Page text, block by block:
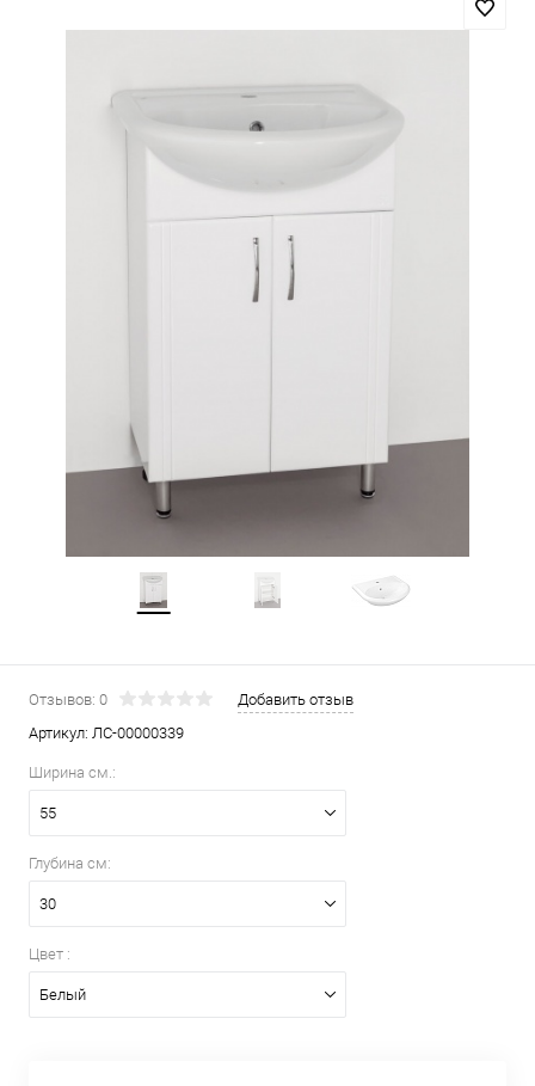
Отзывов: 0
Добавить отзыв
Артикул: ЛС-00000339
Ширина см.:
55
Глубина см:
30
Цвет :
Белый